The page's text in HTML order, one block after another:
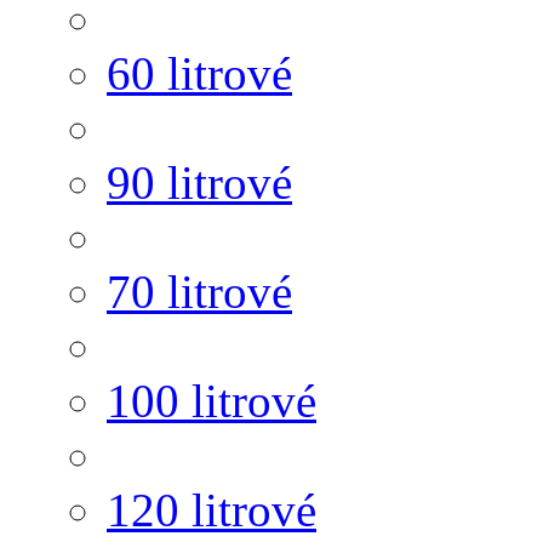
60 litrové
90 litrové
70 litrové
100 litrové
120 litrové